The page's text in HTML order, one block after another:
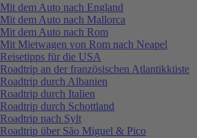
Mit dem Auto nach England
Mit dem Auto nach Mallorca
Mit dem Auto nach Rom
Mit Mietwagen von Rom nach Neapel
Reisetipps für die USA
Roadtrip an der französischen Atlantikküste
Roadtrip durch Albanien
Roadtrip durch Italien
Roadtrip durch Schottland
Roadtrip nach Sylt
Roadtrip über São Miguel & Pico